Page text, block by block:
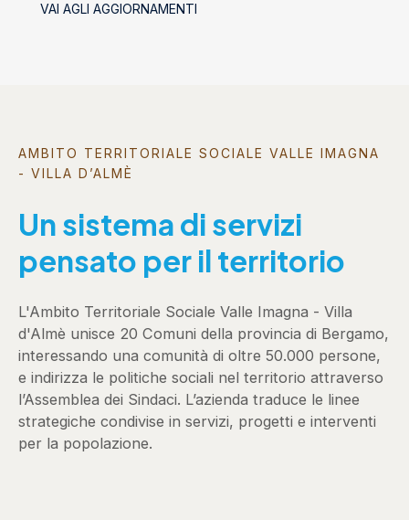
socializzanti (Centri estivi)
VAI AGLI AGGIORNAMENTI
AMBITO TERRITORIALE SOCIALE VALLE IMAGNA
- VILLA D’ALMÈ
Un sistema di servizi
pensato per il territorio
L'Ambito Territoriale Sociale Valle Imagna - Villa
d'Almè unisce 20 Comuni della provincia di Bergamo,
interessando una comunità di oltre 50.000 persone,
e indirizza le politiche sociali nel territorio attraverso
l’Assemblea dei Sindaci. L’azienda traduce le linee
strategiche condivise in servizi, progetti e interventi
per la popolazione.